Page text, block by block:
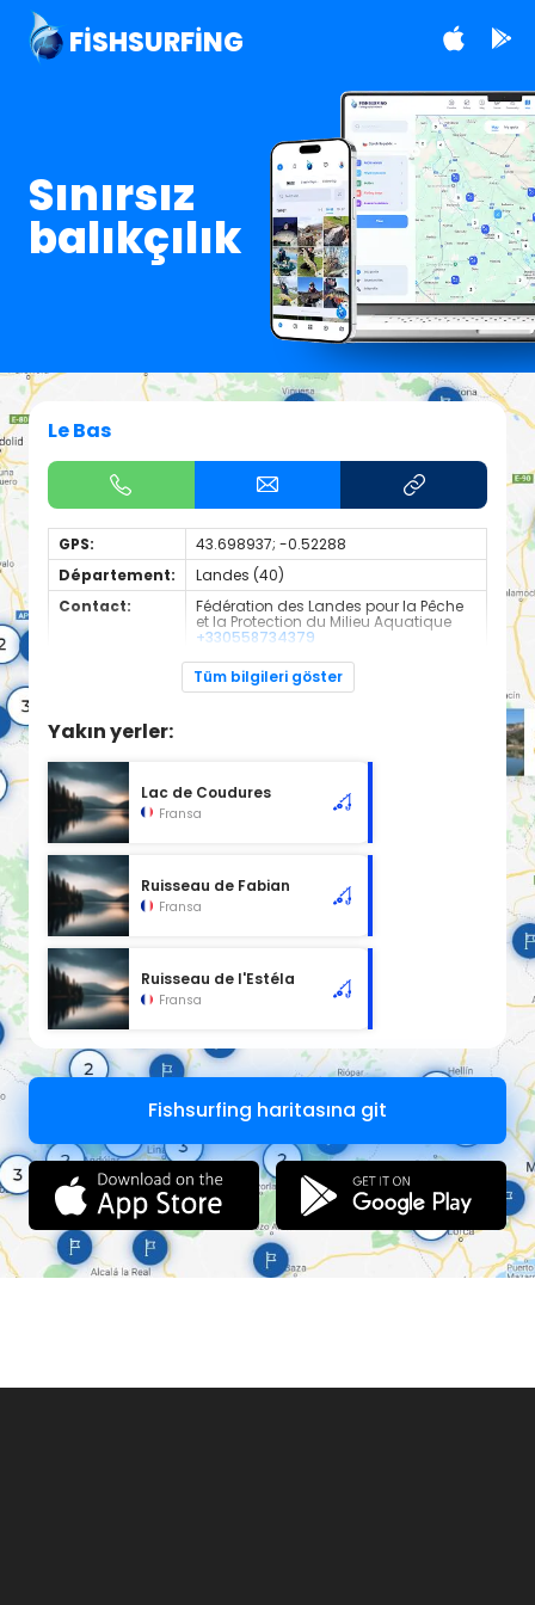
FISHSURFING
Sınırsız
balıkçılık
Le Bas
GPS:
43.698937; -0.52288
Département:
Landes (40)
Contact:
Fédération des Landes pour la Pêche
et la Protection du Milieu Aquatique
+330558734379
Carnassier, carpe, poisson blanc
catégorie piscicole à cet emplacement.
Tüm bilgileri göster
Yakın yerler:
Lac de Coudures
Fransa
Ruisseau de Fabian
Fransa
Ruisseau de l'Estéla
Fransa
Fishsurfing haritasına git